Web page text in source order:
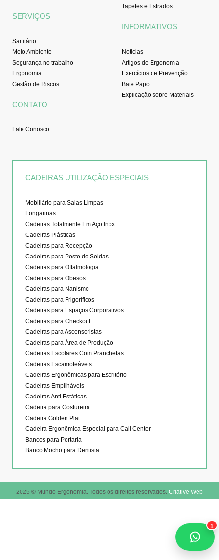
SERVIÇOS
Sanitário
Meio Ambiente
Segurança no trabalho
Ergonomia
Gestão de Riscos
CONTATO
Fale Conosco
Tapetes e Estrados
INFORMATIVOS
Noticias
Artigos de Ergonomia
Exercícios de Prevenção
Bate Papo
Explicação sobre Materiais
CADEIRAS UTILIZAÇÃO ESPECIAIS
Mobiliário para Salas Limpas
Longarinas
Cadeiras Totalmente Em Aço Inox
Cadeiras Plásticas
Cadeiras para Recepção
Cadeiras para Posto de Soldas
Cadeiras para Oftalmologia
Cadeiras para Obesos
Cadeiras para Nanismo
Cadeiras para Frigoríficos
Cadeiras para Espaços Corporativos
Cadeiras para Checkout
Cadeiras para Ascensoristas
Cadeiras para Área de Produção
Cadeiras Escolares Com Pranchetas
Cadeiras Escamoteáveis
Cadeiras Ergonômicas para Escritório
Cadeiras Empilháveis
Cadeiras Anti Estáticas
Cadeira para Costureira
Cadeira Golden Plat
Cadeira Ergonômica Especial para Call Center
Bancos para Portaria
Banco Mocho para Dentista
2025 © Mundo Ergonomia. Todos os direitos reservados. Criative Web
1